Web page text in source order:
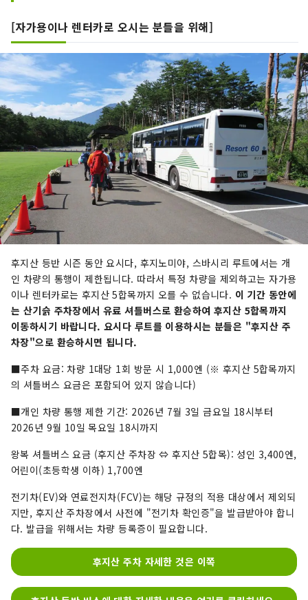
[자가용이나 렌터카로 오시는 분들을 위해]
후지산 등반 시즌 동안 요시다, 후지노미야, 스바시리 루트에서는 개
인 차량의 통행이 제한됩니다. 따라서 특정 차량을 제외하고는 자가용
이나 렌터카로는 후지산 5합목까지 오를 수 없습니다. 이 기간 동안에
는 산기슭 주차장에서 유료 셔틀버스로 환승하여 후지산 5합목까지
이동하시기 바랍니다. 요시다 루트를 이용하시는 분들은 "후지산 주
차장"으로 환승하시면 됩니다.
■주차 요금: 차량 1대당 1회 방문 시 1,000엔 (※ 후지산 5합목까지
의 셔틀버스 요금은 포함되어 있지 않습니다)
■개인 차량 통행 제한 기간: 2026년 7월 3일 금요일 18시부터
2026년 9월 10일 목요일 18시까지
왕복 셔틀버스 요금 (후지산 주차장 ⇔ 후지산 5합목): 성인 3,400엔,
어린이(초등학생 이하) 1,700엔
전기차(EV)와 연료전지차(FCV)는 해당 규정의 적용 대상에서 제외되
지만, 후지산 주차장에서 사전에 "전기차 확인증"을 발급받아야 합니
다. 발급을 위해서는 차량 등록증이 필요합니다.
후지산 주차 자세한 것은 이쪽